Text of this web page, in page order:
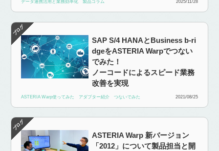
データ連携活用と業務効率化 製品コラム 2025/11/28
SAP S/4 HANAとBusiness b-ri
dgeをASTERIA Warpでつない
でみた！
ノーコードによるスピード業務
改善を実現
ASTERIA Warp使ってみた アダプター紹介 つないでみた 2021/08/25
ASTERIA Warp 新バージョン
「2012」について製品担当と開